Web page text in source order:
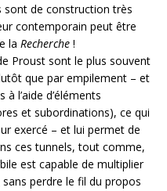
sont de construction très
contemporain peut être
la Recherche !
Proust sont le plus souvent
que par empilement – et
l’aide d’éléments
et subordinations), ce qui
exercé – et lui permet de
ces tunnels, tout comme,
est capable de multiplier
perdre le fil du propos